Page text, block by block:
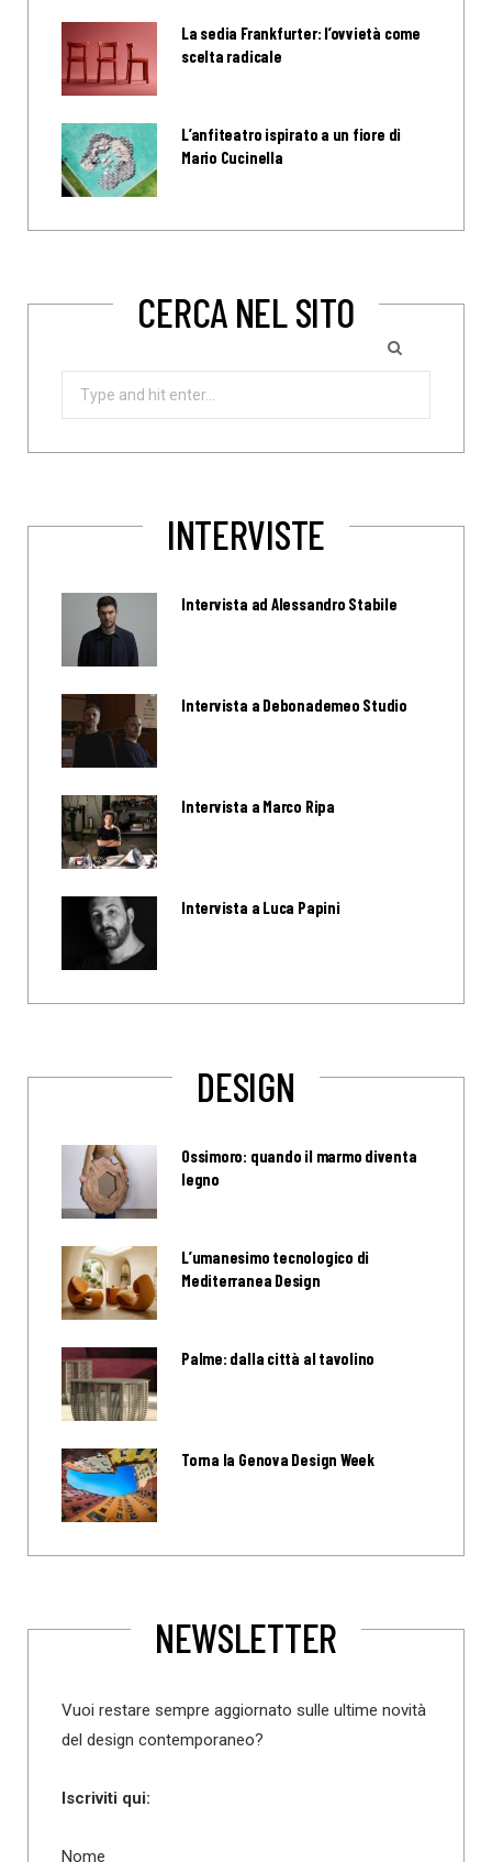
La sedia Frankfurter: l’ovvietà come
scelta radicale
L’anfiteatro ispirato a un fiore di
Mario Cucinella
CERCA NEL SITO
Search
INTERVISTE
Intervista ad Alessandro Stabile
Intervista a Debonademeo Studio
Intervista a Marco Ripa
Intervista a Luca Papini
DESIGN
Ossimoro: quando il marmo diventa
legno
L’umanesimo tecnologico di
Mediterranea Design
Palme: dalla città al tavolino
Torna la Genova Design Week
NEWSLETTER
Vuoi restare sempre aggiornato sulle ultime novità
del design contemporaneo?
Iscriviti qui:
Nome